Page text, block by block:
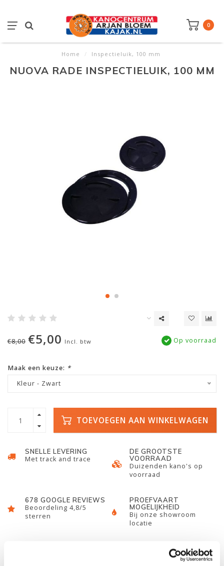
0
Home / Inspectieluik, 100 mm
NUOVA RADE INSPECTIELUIK, 100 MM
€8,00 €5,00 Incl. btw Op voorraad
Maak een keuze: *
Kleur - Zwart
TOEVOEGEN AAN WINKELWAGEN
SNELLE LEVERING
Met track and trace
DE GROOTSTE
VOORRAAD
Duizenden kano's op
voorraad
678 GOOGLE REVIEWS
Beoordeling 4,8/5
sterren
PROEFVAART
MOGELIJKHEID
Bij onze showroom
locatie